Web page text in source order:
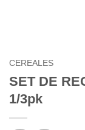
CEREALES
SET DE
1/3pk